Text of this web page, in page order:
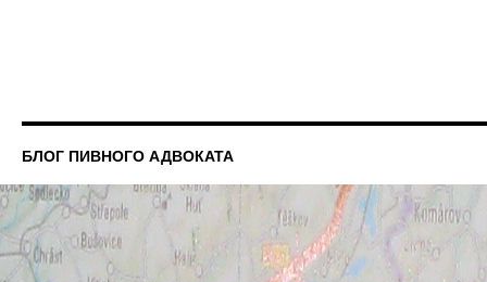
БЛОГ ПИВНОГО АДВОКАТА